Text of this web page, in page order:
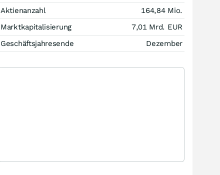
Aktienanzahl
164,84 Mio.
Marktkapitalisierung
7,01 Mrd. EUR
Geschäftsjahresende
Dezember